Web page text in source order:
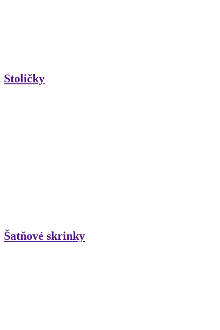
Stoličky
Šatňové skrinky